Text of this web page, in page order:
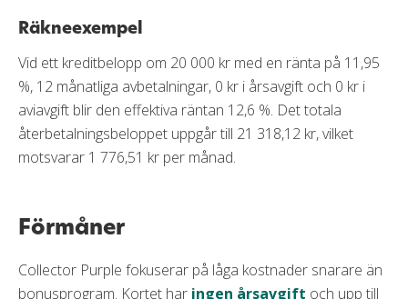
Räkneexempel
Vid ett kreditbelopp om 20 000 kr med en ränta på 11,95
%, 12 månatliga avbetalningar, 0 kr i årsavgift och 0 kr i
aviavgift blir den effektiva räntan 12,6 %. Det totala
återbetalningsbeloppet uppgår till 21 318,12 kr, vilket
motsvarar 1 776,51 kr per månad.
Förmåner
Collector Purple fokuserar på låga kostnader snarare än
bonusprogram. Kortet har ingen årsavgift och upp till